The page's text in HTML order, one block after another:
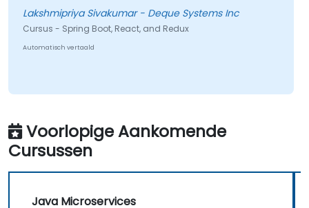
Lakshmipriya Sivakumar - Deque Systems Inc
Cursus - Spring Boot, React, and Redux
Automatisch vertaald
Voorlopige Aankomende
Cursussen
Java Microservices